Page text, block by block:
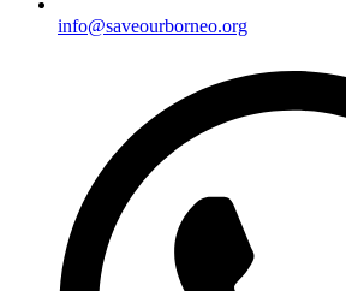
info@saveourborneo.org